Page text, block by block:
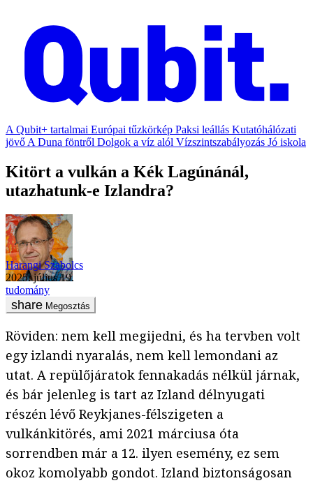
A Qubit+ tartalmai Európai tűzkörkép Paksi leállás Kutatóhálózati
jövő A Duna föntről Dolgok a víz alól Vízszintszabályozás Jó iskola
Kitört a vulkán a Kék Lagúnánál,
utazhatunk-e Izlandra?
Harangi Szabolcs
2025. július 19.
tudomány
Megosztás
Röviden: nem kell megijedni, és ha tervben volt
egy izlandi nyaralás, nem kell lemondani az
utat. A repülőjáratok fennakadás nélkül járnak,
és bár jelenleg is tart az Izland délnyugati
részén lévő Reykjanes-félszigeten a
vulkánkitörés, ami 2021 márciusa óta
sorrendben már a 12. ilyen esemény, ez sem
okoz komolyabb gondot. Izland biztonságosan